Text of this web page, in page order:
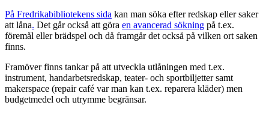
På Fredrikabibliotekens sida kan man söka efter redskap eller saker
att låna. Det går också att göra en avancerad sökning på t.ex.
föremål eller brädspel och då framgår det också på vilken ort saken
finns.
Framöver finns tankar på att utveckla utlåningen med t.ex.
instrument, handarbetsredskap, teater- och sportbiljetter samt
makerspace (repair café var man kan t.ex. reparera kläder) men
budgetmedel och utrymme begränsar.